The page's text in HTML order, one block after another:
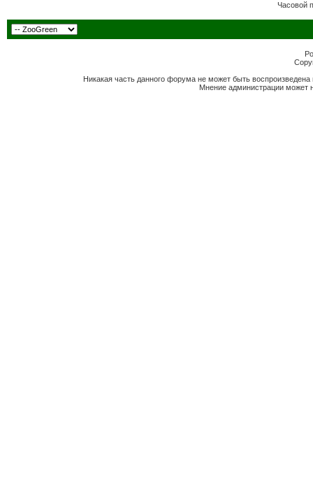
Часовой
Никакая часть данного форума не может быть
Мнение администрации может